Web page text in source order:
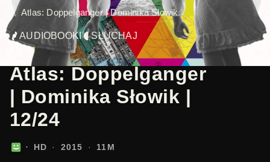
Atlas: Doppelganger | Dominika Słowik
AUDIOBOOKI SŁUCHAJ
Atlas: Doppelganger
| Dominika Słowik |
12/24
HD 2015 11M